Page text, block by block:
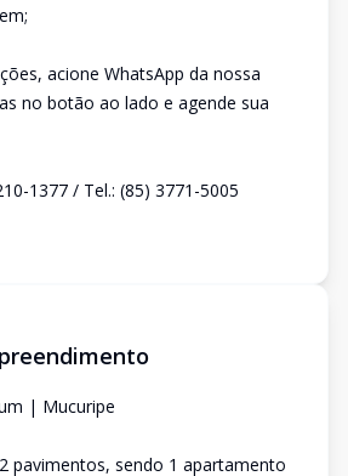
acione WhatsApp da nossa
no botão ao lado e agende sua
1377 / Tel.: (85) 3771-5005
| Mucuripe
pavimentos, sendo 1 apartamento